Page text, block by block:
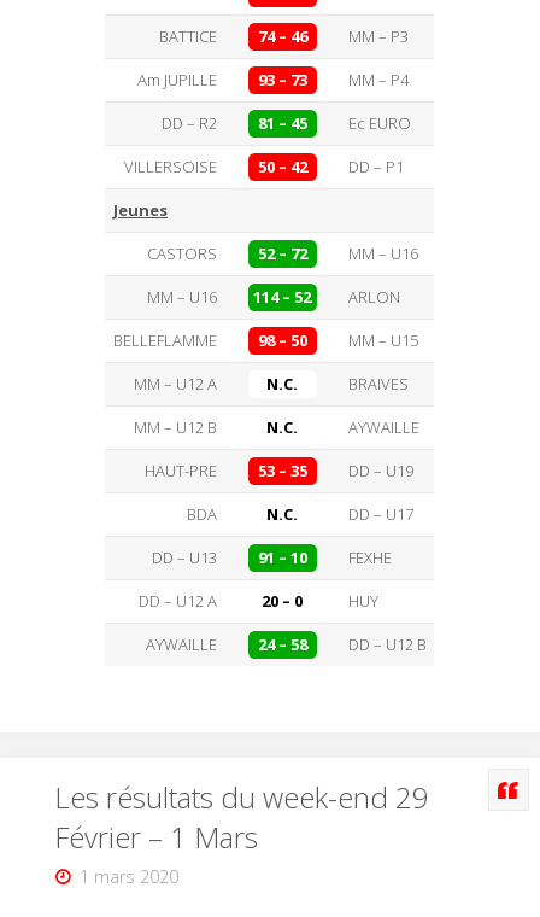
BATTICE
74 – 46
MM – P3
Am JUPILLE
93 – 73
MM – P4
DD – R2
81 – 45
Ec EURO
VILLERSOISE
50 – 42
DD – P1
Jeunes
CASTORS
52 – 72
MM – U16
MM – U16
114 – 52
ARLON
BELLEFLAMME
98 – 50
MM – U15
MM – U12 A
N.C.
BRAIVES
MM – U12 B
N.C.
AYWAILLE
HAUT-PRE
53 – 35
DD – U19
BDA
N.C.
DD – U17
DD – U13
91 – 10
FEXHE
DD – U12 A
20 – 0
HUY
AYWAILLE
24 – 58 DD – U12 B
Les résultats du week-end 29
Février – 1 Mars
1 mars 2020